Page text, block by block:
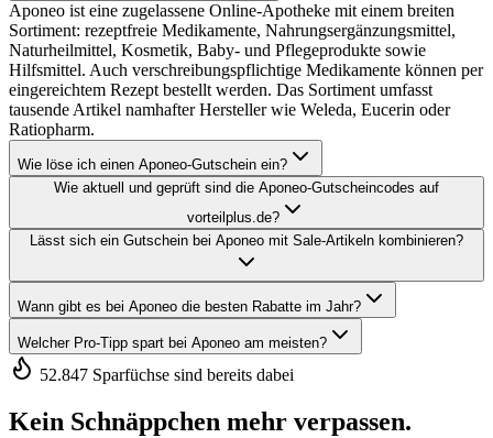
Aponeo ist eine zugelassene Online-Apotheke mit einem breiten
Sortiment: rezeptfreie Medikamente, Nahrungsergänzungsmittel,
Naturheilmittel, Kosmetik, Baby- und Pflegeprodukte sowie
Hilfsmittel. Auch verschreibungspflichtige Medikamente können per
eingereichtem Rezept bestellt werden. Das Sortiment umfasst
tausende Artikel namhafter Hersteller wie Weleda, Eucerin oder
Ratiopharm.
Wie löse ich einen Aponeo-Gutschein ein?
Wie aktuell und geprüft sind die Aponeo-Gutscheincodes auf
vorteilplus.de?
Lässt sich ein Gutschein bei Aponeo mit Sale-Artikeln kombinieren?
Wann gibt es bei Aponeo die besten Rabatte im Jahr?
Welcher Pro-Tipp spart bei Aponeo am meisten?
52.847 Sparfüchse sind bereits dabei
Kein Schnäppchen mehr verpassen.